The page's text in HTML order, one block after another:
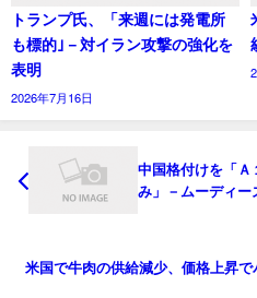
トランプ氏、「来週には発電所
も標的｣－対イラン攻撃の強化を
表明
2026年7月16日
中国格付けを「
み」－ムーディー
米国で牛肉の供給減少、価格上昇で